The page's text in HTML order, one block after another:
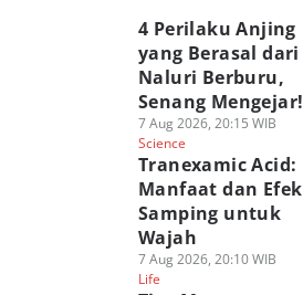
4 Perilaku Anjing
yang Berasal dari
Naluri Berburu,
Senang Mengejar!
7 Aug 2026, 20:15 WIB
Science
Tranexamic Acid:
Manfaat dan Efek
Samping untuk
Wajah
7 Aug 2026, 20:10 WIB
Life